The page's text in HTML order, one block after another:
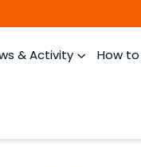
& Activity How